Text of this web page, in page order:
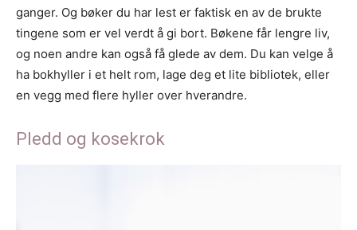
ganger. Og bøker du har lest er faktisk en av de brukte
tingene som er vel verdt å gi bort. Bøkene får lengre liv,
og noen andre kan også få glede av dem. Du kan velge å
ha bokhyller i et helt rom, lage deg et lite bibliotek, eller
en vegg med flere hyller over hverandre.
Pledd og kosekrok